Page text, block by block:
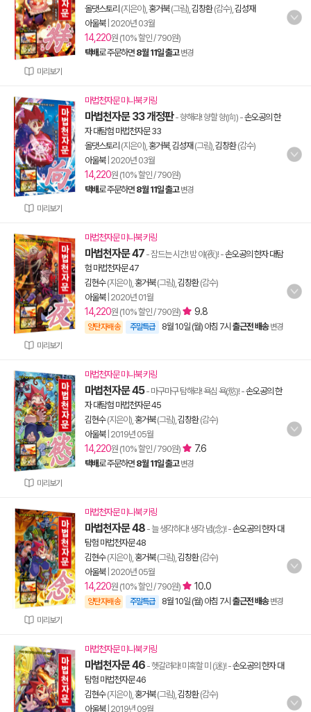
미리보기
올댓스토리 (지은이), 홍거북(그림), 김창환(감수), 김성재
아울북| 2020년 03월
14,220원 (10% 할인 / 790원)
택배로 주문하면 8월 11일 출고 변경
미리보기
마법천자문 미니북 키링
마법천자문 33 개정판- 향해라! 향할 향(向) -손오공의 한
자 대탐험 마법천자문 33
올댓스토리 (지은이), 홍거북, 김성재 (그림), 김창환(감수)
아울북| 2020년 03월
14,220원 (10% 할인 / 790원)
택배로 주문하면 8월 11일 출고 변경
미리보기
마법천자문 미니북 키링
마법천자문 47 - 잠드는 시간! 밤 야(夜)!-손오공의 한자 대탐
험 마법천자문 47
김현수(지은이), 홍거북(그림), 김창환(감수)
아울북| 2020년 01월
14,220원 (10% 할인 / 790원) 9.8
양탄자배송 주말특급 8월 10일 (월) 아침 7시 출근전 배송 변경
미리보기
마법천자문 미니북 키링
마법천자문 45- 마구마구 탐해라! 욕심 욕(慾)!-손오공의 한
자 대탐험 마법천자문 45
김현수(지은이), 홍거북(그림), 김창환(감수)
아울북| 2019년 05월
14,220원 (10% 할인 / 790원) 7.6
택배로 주문하면 8월 11일 출고 변경
미리보기
마법천자문 미니북 키링
마법천자문 48 - 늘 생각하다! 생각 념(念)!-손오공의 한자 대
탐험 마법천자문 48
김현수(지은이), 홍거북(그림), 김창환(감수)
아울북| 2020년 05월
14,220원 (10% 할인 / 790원) 10.0
양탄자배송 주말특급 8월 10일 (월) 아침 7시 출근전 배송 변경
마법천자문 미니북 키링
마법천자문 46 - 헷갈려라! 미혹할 미 (迷)!-손오공의 한자 대
탐험 마법천자문 46
김현수(지은이), 홍거북(그림), 김창환(감수)
아울북| 2019년 09월